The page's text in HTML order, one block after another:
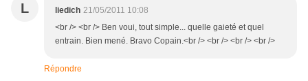
L liedich 21/05/2011 10:08
<br /> <br /> Ben voui, tout simple... quelle gaieté et quel
entrain. Bien mené. Bravo Copain.<br /> <br /> <br /> <br />
Répondre